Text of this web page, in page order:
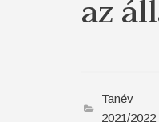
az
Tanév
2021/2022